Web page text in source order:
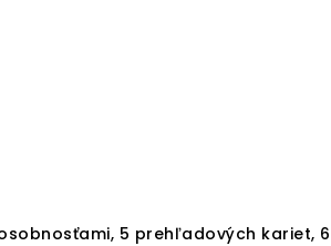
5 prehľadových kariet,